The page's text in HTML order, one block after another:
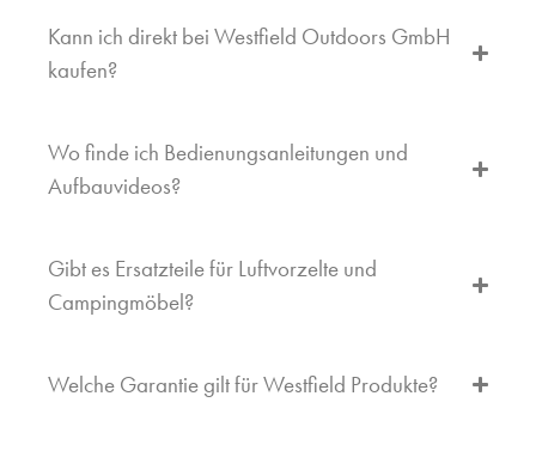
Kann ich direkt bei Westfield Outdoors GmbH
kaufen?
Wo finde ich Bedienungsanleitungen und
Aufbauvideos?
Gibt es Ersatzteile für Luftvorzelte und
Campingmöbel?
Welche Garantie gilt für Westfield Produkte?